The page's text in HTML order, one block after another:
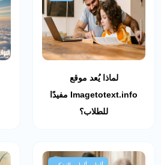
لماذا يُعد موقع
Imagetotext.info مفيدًا
للطلاب؟